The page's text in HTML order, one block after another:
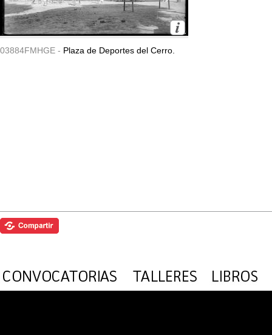
03884FMHGE - Plaza de Deportes del Cerro.